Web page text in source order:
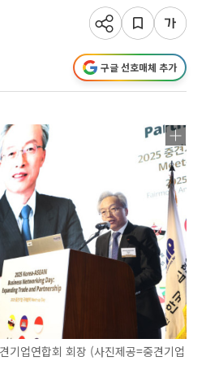
구글 선호매체 추가
기업연합회 회장 (사진제공=중견기업